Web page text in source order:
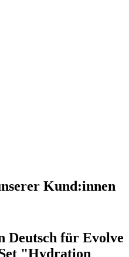
Kund:innen
Deutsch für Evolve
"Hydration